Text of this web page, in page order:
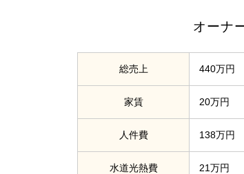
オーナ
総売上 440万円
家賃 20万円
人件費 138万円
水道光熱費 21万円